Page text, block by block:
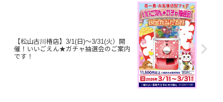
【松山古川椿店】3/1(日)～3/31(火）開
催！いいごえん★ガチャ抽選会のご案内
です！